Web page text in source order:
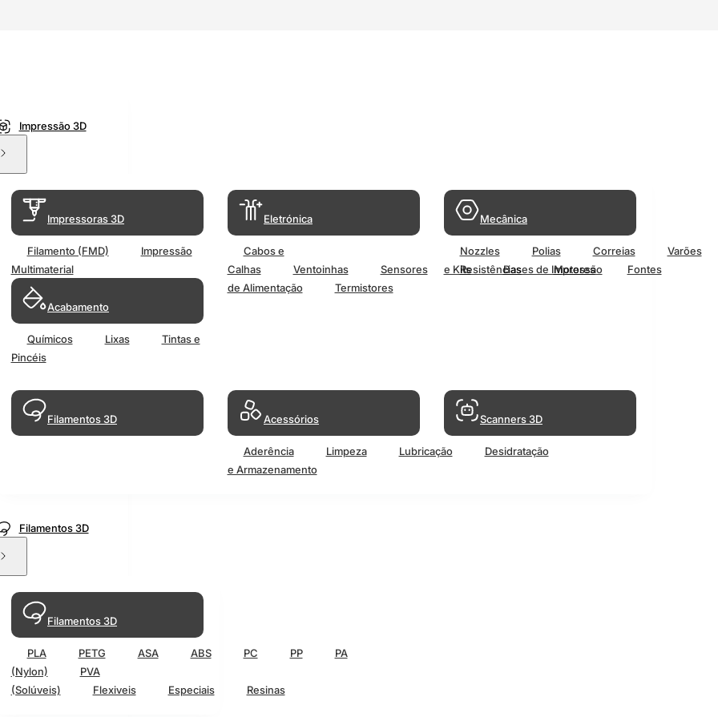
Impressão 3D
Impressoras 3D
Filamento (FMD)
Impressão
Multimaterial
Acabamento
Químicos Lixas
Tintas e
Pincéis
Eletrónica
Cabos e
Calhas
Ventoinhas Sensores Resistências Motores
Fontes
de Alimentação
Termistores
Mecânica
Nozzles Polias Correias
Varões
e Kits
Bases de Impressão
Filamentos 3D Acessórios
Aderência Limpeza Lubricação
Desidratação
e Armazenamento
Scanners 3D
Filamentos 3D
Filamentos 3D
PLA PETG ASA ABS PC PP
PA
(Nylon)
PVA
(Solúveis)
Flexiveis Especiais Resinas